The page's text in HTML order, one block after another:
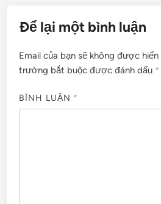
Để lại một bình luận
Email của bạn sẽ không được
trường bắt buộc được đánh dấu *
BÌNH LUẬN *